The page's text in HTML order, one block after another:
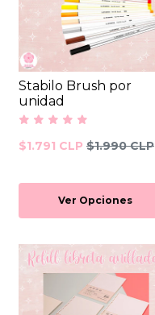
Stabilo Brush por
unidad
$1.791 CLP $1.990 CLP
Ver Opciones